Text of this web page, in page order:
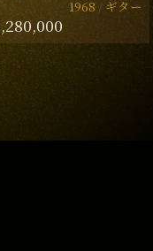
1968 ギター